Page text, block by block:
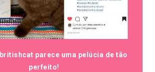
parece uma pelúcia de tão
perfeito!